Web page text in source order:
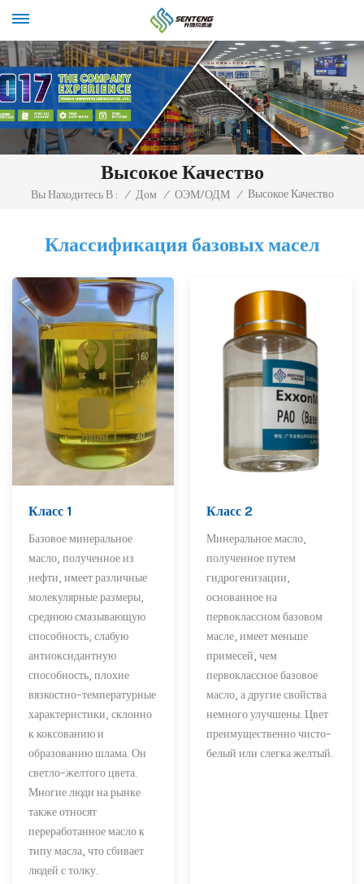
Высокое Качество
Вы Находитесь В : / Дом / ОЭМ/ОДМ / Высокое Качество
Классификация базовых масел
Класс 1
Базовое минеральное
масло, полученное из
нефти, имеет различные
молекулярные размеры,
среднюю смазывающую
способность, слабую
антиоксидантную
способность, плохие
вязкостно-температурные
характеристики, склонно
к коксованию и
образованию шлама. Он
светло-желтого цвета.
Многие люди на рынке
также относят
переработанное масло к
типу масла, что сбивает
людей с толку.
Класс 2
Минеральное масло,
полученное путем
гидрогенизации,
основанное на
первоклассном базовом
масле, имеет меньше
примесей, чем
первоклассное базовое
масло, а другие свойства
немного улучшены. Цвет
преимущественно чисто-
белый или слегка желтый.